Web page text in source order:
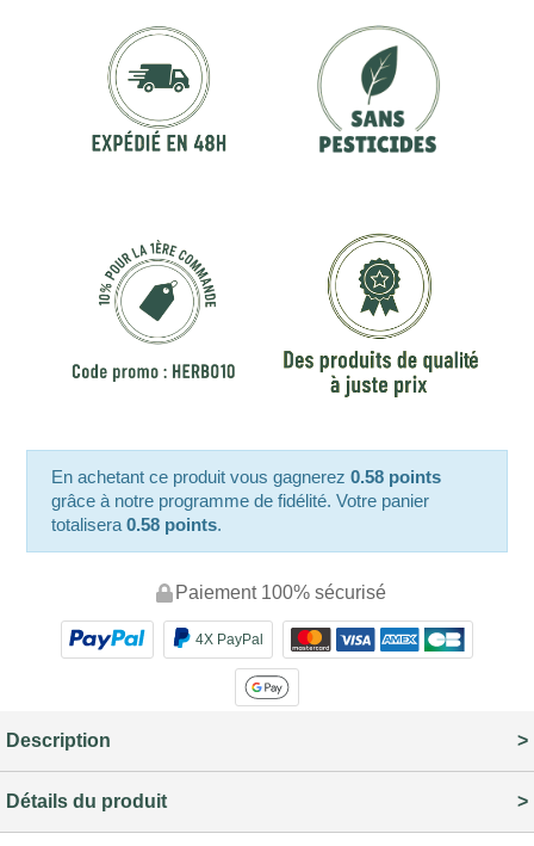
En achetant ce produit vous gagnerez0.58 points
grâce à notre programme de fidélité. Votre panier
totalisera0.58 points.
Paiement 100% sécurisé
4X PayPal
Description
Détails du produit